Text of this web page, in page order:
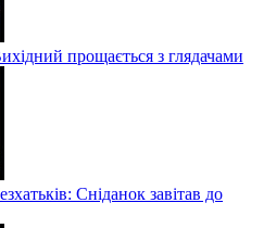
прощається з глядачами
Сніданок завітав до